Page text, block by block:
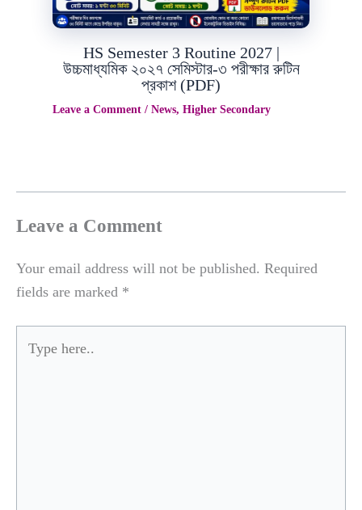
HS Semester 3 Routine 2027 |
উচ্চমাধ্যমিক ২০২৭ সেমিস্টার-৩ পরীক্ষার রুটিন
প্রকাশ (PDF)
Leave a Comment / News, Higher Secondary
Leave a Comment
Your email address will not be published. Required
fields are marked *
here..